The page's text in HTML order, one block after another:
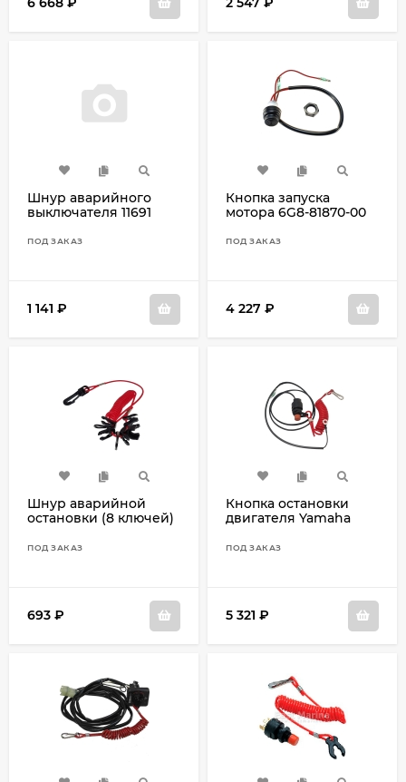
Шнур аварийного
выключателя 11691
ПОД ЗАКАЗ
1 141 ₽
Кнопка запуска
мотора 6G8-81870-00
ПОД ЗАКАЗ
4 227 ₽
Шнур аварийной
остановки (8 ключей)
ПОД ЗАКАЗ
693 ₽
Кнопка остановки
двигателя Yamaha
00
ПОД ЗАКАЗ
5 321 ₽